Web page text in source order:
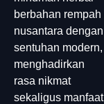
berbahan rempah
nusantara dengan
sentuhan modern,
menghadirkan
rasa nikmat
sekaligus manfaat